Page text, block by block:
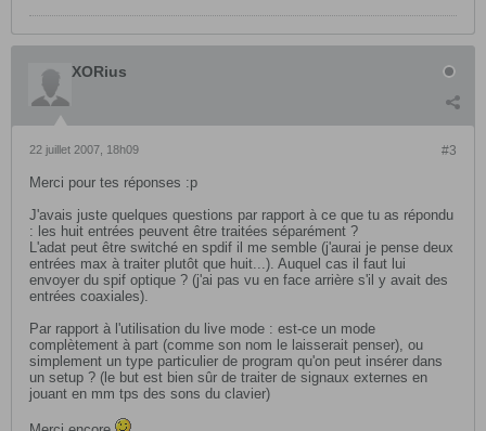
XORius
#3
22 juillet 2007, 18h09
Merci pour tes réponses :p
J'avais juste quelques questions par rapport à ce que tu as répondu
: les huit entrées peuvent être traitées séparément ?
L'adat peut être switché en spdif il me semble (j'aurai je pense deux
entrées max à traiter plutôt que huit...). Auquel cas il faut lui
envoyer du spif optique ? (j'ai pas vu en face arrière s'il y avait des
entrées coaxiales).
Par rapport à l'utilisation du live mode : est-ce un mode
complètement à part (comme son nom le laisserait penser), ou
simplement un type particulier de program qu'on peut insérer dans
un setup ? (le but est bien sûr de traiter de signaux externes en
jouant en mm tps des sons du clavier)